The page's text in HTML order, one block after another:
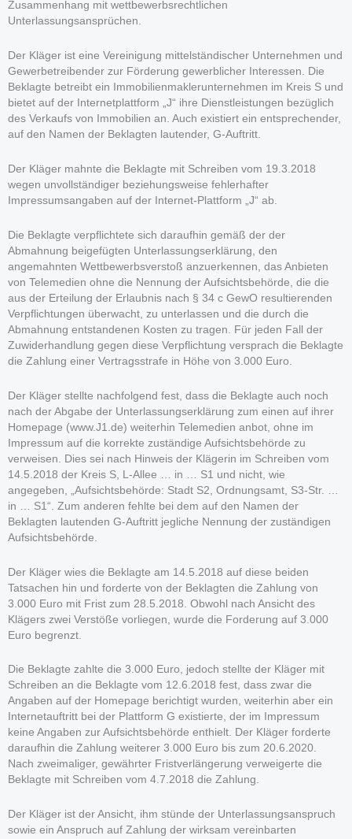
Zusammenhang mit wettbewerbsrechtlichen
Unterlassungsansprüchen.
Der Kläger ist eine Vereinigung mittelständischer Unternehmen und
Gewerbetreibender zur Förderung gewerblicher Interessen. Die
Beklagte betreibt ein Immobilienmaklerunternehmen im Kreis S und
bietet auf der Internetplattform „J“ ihre Dienstleistungen bezüglich
des Verkaufs von Immobilien an. Auch existiert ein entsprechender,
auf den Namen der Beklagten lautender, G-Auftritt.
Der Kläger mahnte die Beklagte mit Schreiben vom 19.3.2018
wegen unvollständiger beziehungsweise fehlerhafter
Impressumsangaben auf der Internet-Plattform „J“ ab.
Die Beklagte verpflichtete sich daraufhin gemäß der der
Abmahnung beigefügten Unterlassungserklärung, den
angemahnten Wettbewerbsverstoß anzuerkennen, das Anbieten
von Telemedien ohne die Nennung der Aufsichtsbehörde, die die
aus der Erteilung der Erlaubnis nach § 34 c GewO resultierenden
Verpflichtungen überwacht, zu unterlassen und die durch die
Abmahnung entstandenen Kosten zu tragen. Für jeden Fall der
Zuwiderhandlung gegen diese Verpflichtung versprach die Beklagte
die Zahlung einer Vertragsstrafe in Höhe von 3.000 Euro.
Der Kläger stellte nachfolgend fest, dass die Beklagte auch noch
nach der Abgabe der Unterlassungserklärung zum einen auf ihrer
Homepage (www.J1.de) weiterhin Telemedien anbot, ohne im
Impressum auf die korrekte zuständige Aufsichtsbehörde zu
verweisen. Dies sei nach Hinweis der Klägerin im Schreiben vom
14.5.2018 der Kreis S, L-Allee … in … S1 und nicht, wie
angegeben, „Aufsichtsbehörde: Stadt S2, Ordnungsamt, S3-Str. …
in … S1“. Zum anderen fehlte bei dem auf den Namen der
Beklagten lautenden G-Auftritt jegliche Nennung der zuständigen
Aufsichtsbehörde.
Der Kläger wies die Beklagte am 14.5.2018 auf diese beiden
Tatsachen hin und forderte von der Beklagten die Zahlung von
3.000 Euro mit Frist zum 28.5.2018. Obwohl nach Ansicht des
Klägers zwei Verstöße vorliegen, wurde die Forderung auf 3.000
Euro begrenzt.
Die Beklagte zahlte die 3.000 Euro, jedoch stellte der Kläger mit
Schreiben an die Beklagte vom 12.6.2018 fest, dass zwar die
Angaben auf der Homepage berichtigt wurden, weiterhin aber ein
Internetauftritt bei der Plattform G existierte, der im Impressum
keine Angaben zur Aufsichtsbehörde enthielt. Der Kläger forderte
daraufhin die Zahlung weiterer 3.000 Euro bis zum 20.6.2020.
Nach zweimaliger, gewährter Fristverlängerung verweigerte die
Beklagte mit Schreiben vom 4.7.2018 die Zahlung.
Der Kläger ist der Ansicht, ihm stünde der Unterlassungsanspruch
sowie ein Anspruch auf Zahlung der wirksam vereinbarten